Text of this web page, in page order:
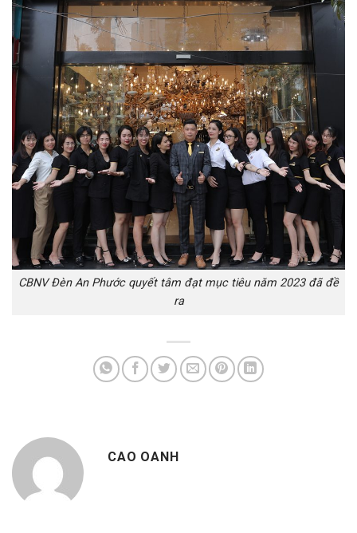
CBNV Đèn An Phước quyết tâm đạt mục tiêu năm 2023 đã đề
ra
CAO OANH